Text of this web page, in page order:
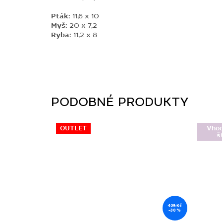
Pták: 11,6 x 10
Myš: 20 x 7,2
Ryba: 11,2 x 8
OUTLET
425 Kč
–30 %